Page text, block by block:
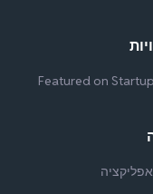
Featured on
אפליקציה